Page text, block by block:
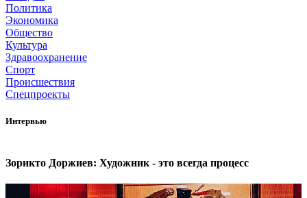
Политика
Экономика
Общество
Культура
Здравоохранение
Спорт
Происшествия
Спецпроекты
Интервью
Зорикто Доржиев: Художник - это всегда процесс